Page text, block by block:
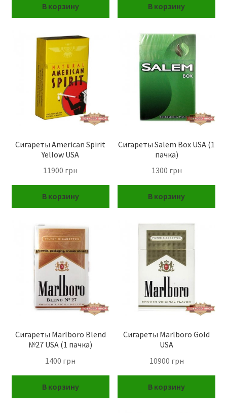
В корзину В корзину
Сигареты American Spirit
Yellow USA
11900 грн
В корзину
Сигареты Salem Box USA (1
пачка)
1300 грн
В корзину
Сигареты Marlboro Blend
№27 USA (1 пачка)
1400 грн
В корзину
Сигареты Marlboro Gold
USA
10900 грн
В корзину